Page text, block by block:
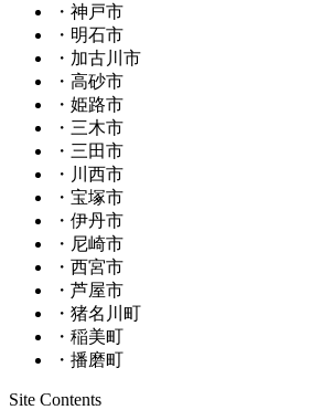
・神戸市
・明石市
・加古川市
・高砂市
・姫路市
・三木市
・三田市
・川西市
・宝塚市
・伊丹市
・尼崎市
・西宮市
・芦屋市
・猪名川町
・稲美町
・播磨町
Site Contents